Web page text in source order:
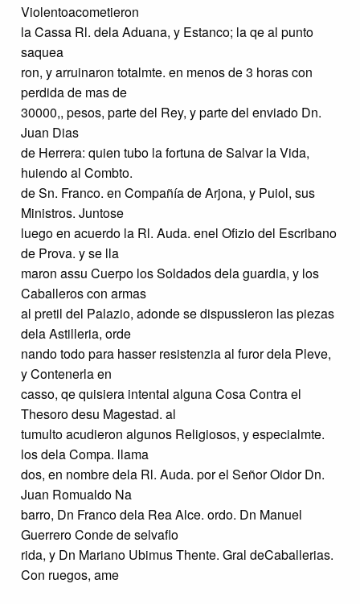
Violentoacometieron
la Cassa Rl. dela Aduana, y Estanco; la qe al punto
saquea
ron, y arruinaron totalmte. en menos de 3 horas con
perdida de mas de
30000,, pesos, parte del Rey, y parte del enviado Dn.
Juan Dias
de Herrera: quien tubo la fortuna de Salvar la Vida,
huiendo al Combto.
de Sn. Franco. en Compañía de Arjona, y Puiol, sus
Ministros. Juntose
luego en acuerdo la Rl. Auda. enel Ofizio del Escribano
de Prova. y se lla
maron assu Cuerpo los Soldados dela guardia, y los
Caballeros con armas
al pretil del Palazio, adonde se dispussieron las piezas
dela Astilleria, orde
nando todo para hasser resistenzia al furor dela Pleve,
y Contenerla en
casso, qe quisiera intental alguna Cosa Contra el
Thesoro desu Magestad. al
tumulto acudieron algunos Religiosos, y especialmte.
los dela Compa. llama
dos, en nombre dela Rl. Auda. por el Señor Oidor Dn.
Juan Romualdo Na
barro, Dn Franco dela Rea Alce. ordo. Dn Manuel
Guerrero Conde de selvaflo
rida, y Dn Mariano Ubimus Thente. Gral deCaballerias.
Con ruegos, ame